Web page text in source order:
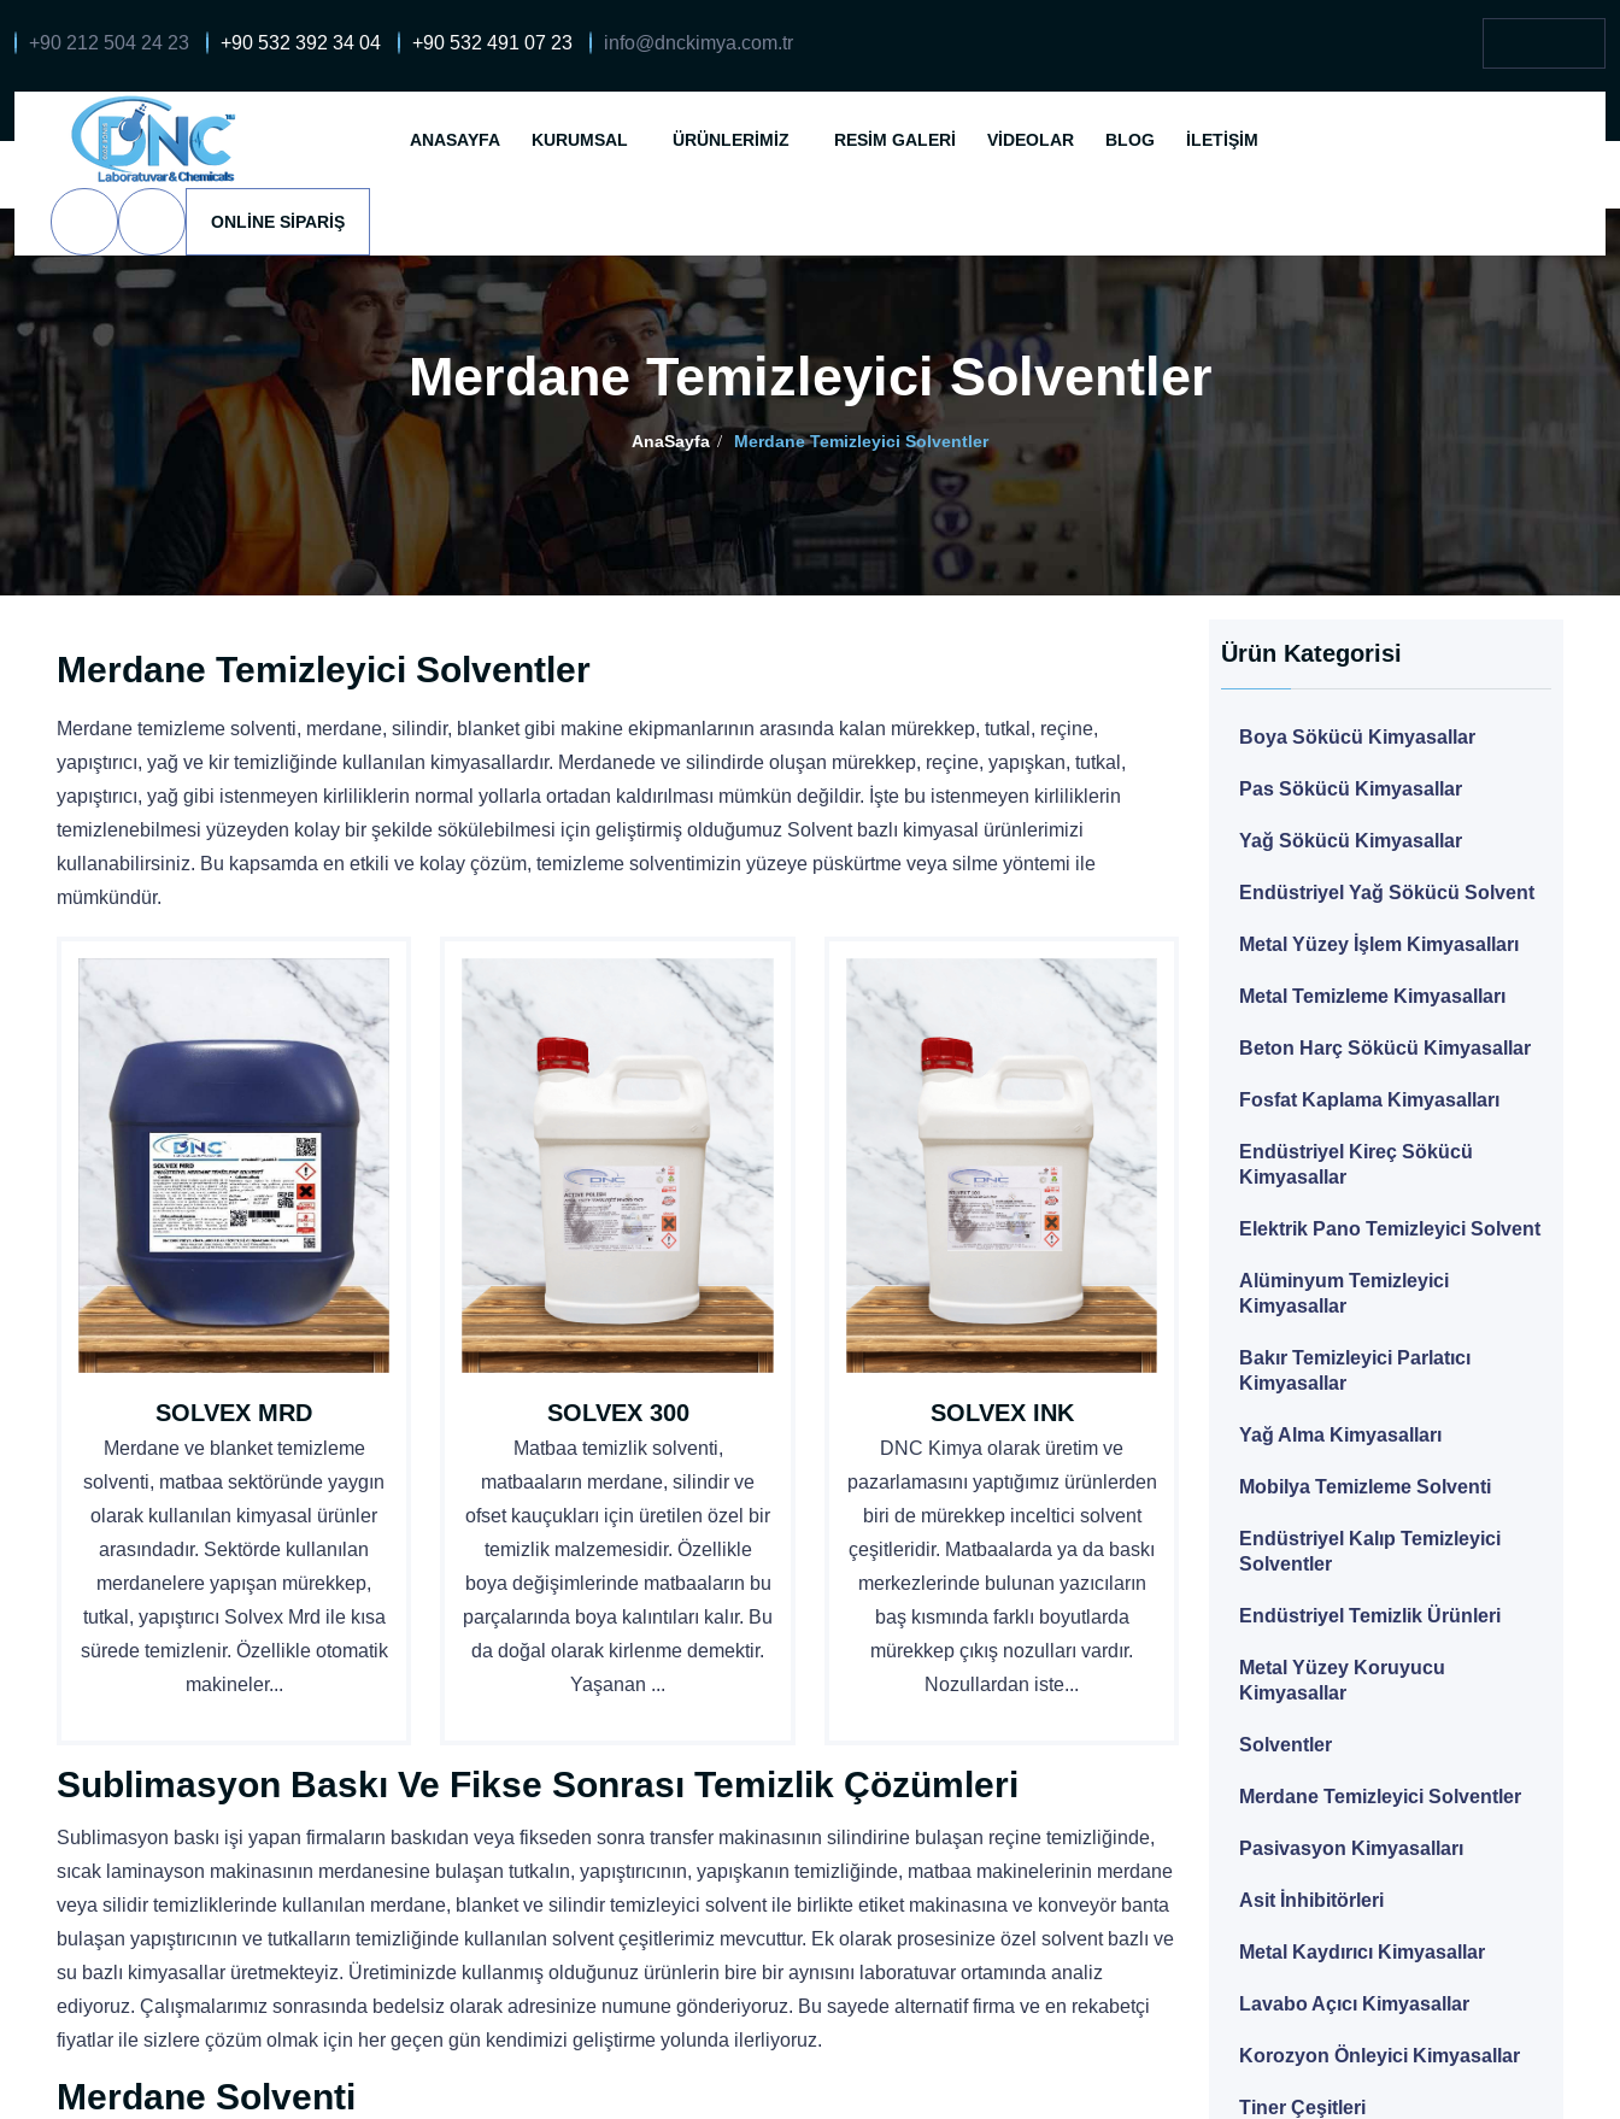
+90 212 504 24 23 +90 532 392 34 04 +90 532 491 07 23 info@dnckimya.com.tr
ANASAYFA KURUMSAL ÜRÜNLERIMIZ RESIM GALERI VIDEOLAR BLOG İLETIŞIM
ONLINE SIPARIŞ
Merdane Temizleyici Solventler
AnaSayfa Merdane Temizleyici Solventler
Merdane Temizleyici Solventler
Merdane temizleme solventi, merdane, silindir, blanket gibi makine ekipmanlarının arasında kalan mürekkep, tutkal, reçine,
yapıştırıcı, yağ ve kir temizliğinde kullanılan kimyasallardır. Merdanede ve silindirde oluşan mürekkep, reçine, yapışkan, tutkal,
yapıştırıcı, yağ gibi istenmeyen kirliliklerin normal yollarla ortadan kaldırılması mümkün değildir. İşte bu istenmeyen kirliliklerin
temizlenebilmesi yüzeyden kolay bir şekilde sökülebilmesi için geliştirmiş olduğumuz Solvent bazlı kimyasal ürünlerimizi
kullanabilirsiniz. Bu kapsamda en etkili ve kolay çözüm, temizleme solventimizin yüzeye püskürtme veya silme yöntemi ile
mümkündür.
SOLVEX MRD
Merdane ve blanket temizleme
solventi, matbaa sektöründe yaygın
olarak kullanılan kimyasal ürünler
arasındadır. Sektörde kullanılan
merdanelere yapışan mürekkep,
tutkal, yapıştırıcı Solvex Mrd ile kısa
sürede temizlenir. Özellikle otomatik
makineler...
SOLVEX 300
Matbaa temizlik solventi,
matbaaların merdane, silindir ve
ofset kauçukları için üretilen özel bir
temizlik malzemesidir. Özellikle
boya değişimlerinde matbaaların bu
parçalarında boya kalıntıları kalır. Bu
da doğal olarak kirlenme demektir.
Yaşanan ...
SOLVEX INK
DNC Kimya olarak üretim ve
pazarlamasını yaptığımız ürünlerden
biri de mürekkep inceltici solvent
çeşitleridir. Matbaalarda ya da baskı
merkezlerinde bulunan yazıcıların
baş kısmında farklı boyutlarda
mürekkep çıkış nozulları vardır.
Nozullardan iste...
Sublimasyon Baskı Ve Fikse Sonrası Temizlik Çözümleri
Sublimasyon baskı işi yapan firmaların baskıdan veya fikseden sonra transfer makinasının silindirine bulaşan reçine temizliğinde,
sıcak laminayson makinasının merdanesine bulaşan tutkalın, yapıştırıcının, yapışkanın temizliğinde, matbaa makinelerinin merdane
veya silidir temizliklerinde kullanılan merdane, blanket ve silindir temizleyici solvent ile birlikte etiket makinasına ve konveyör banta
bulaşan yapıştırıcının ve tutkalların temizliğinde kullanılan solvent çeşitlerimiz mevcuttur. Ek olarak prosesinize özel solvent bazlı ve
su bazlı kimyasallar üretmekteyiz. Üretiminizde kullanmış olduğunuz ürünlerin bire bir aynısını laboratuvar ortamında analiz
ediyoruz. Çalışmalarımız sonrasında bedelsiz olarak adresinize numune gönderiyoruz. Bu sayede alternatif firma ve en rekabetçi
fiyatlar ile sizlere çözüm olmak için her geçen gün kendimizi geliştirme yolunda ilerliyoruz.
Merdane Solventi
Ürün Kategorisi
Boya Sökücü Kimyasallar
Pas Sökücü Kimyasallar
Yağ Sökücü Kimyasallar
Endüstriyel Yağ Sökücü Solvent
Metal Yüzey İşlem Kimyasalları
Metal Temizleme Kimyasalları
Beton Harç Sökücü Kimyasallar
Fosfat Kaplama Kimyasalları
Endüstriyel Kireç Sökücü
Kimyasallar
Elektrik Pano Temizleyici Solvent
Alüminyum Temizleyici
Kimyasallar
Bakır Temizleyici Parlatıcı
Kimyasallar
Yağ Alma Kimyasalları
Mobilya Temizleme Solventi
Endüstriyel Kalıp Temizleyici
Solventler
Endüstriyel Temizlik Ürünleri
Metal Yüzey Koruyucu
Kimyasallar
Solventler
Merdane Temizleyici Solventler
Pasivasyon Kimyasalları
Asit İnhibitörleri
Metal Kaydırıcı Kimyasallar
Lavabo Açıcı Kimyasallar
Korozyon Önleyici Kimyasallar
Tiner Çeşitleri